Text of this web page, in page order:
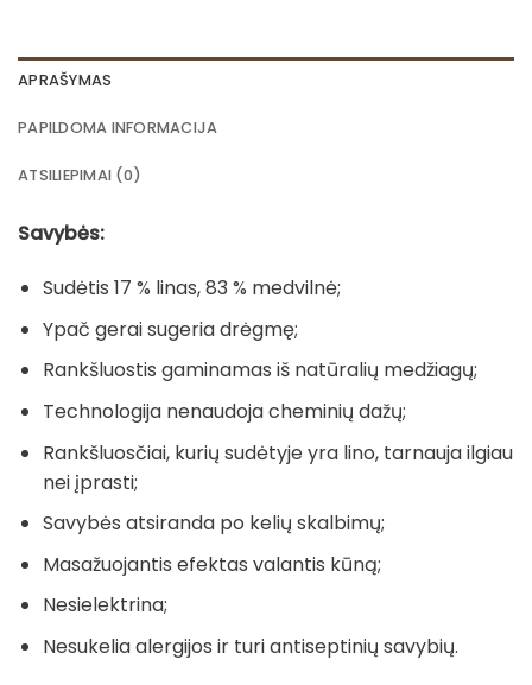
APRAŠYMAS
PAPILDOMA INFORMACIJA
ATSILIEPIMAI (0)
Savybės:
Sudėtis 17 % linas, 83 % medvilnė;
Ypač gerai sugeria drėgmę;
Rankšluostis gaminamas iš natūralių medžiagų;
Technologija nenaudoja cheminių dažų;
Rankšluosčiai, kurių sudėtyje yra lino, tarnauja ilgiau
nei įprasti;
Savybės atsiranda po kelių skalbimų;
Masažuojantis efektas valantis kūną;
Nesielektrina;
Nesukelia alergijos ir turi antiseptinių savybių.